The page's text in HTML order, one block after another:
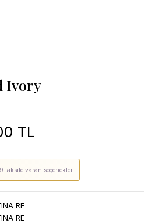
Ivory
TL
9 taksite varan seçenekler
RE
RE